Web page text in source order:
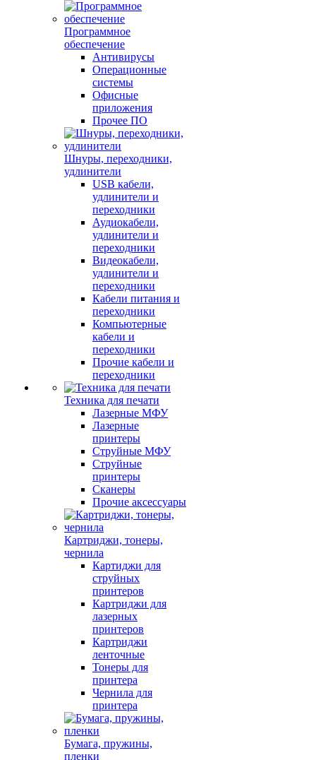
Программное
обеспечение
Антивирусы
Операционные
системы
Офисные
приложения
Прочее ПО
Шнуры, переходники,
удлинители
USB кабели,
удлинители и
переходники
Аудиокабели,
удлинители и
переходники
Видеокабели,
удлинители и
переходники
Кабели питания и
переходники
Компьютерные
кабели и
переходники
Прочие кабели и
переходники
Техника для печати
Лазерные МФУ
Лазерные
принтеры
Струйные МФУ
Струйные
принтеры
Сканеры
Прочие аксессуары
Картриджи, тонеры,
чернила
Картиджи для
струйных
принтеров
Картриджи для
лазерных
принтеров
Картриджи
ленточные
Тонеры для
принтера
Чернила для
принтера
Бумага, пружины,
пленки